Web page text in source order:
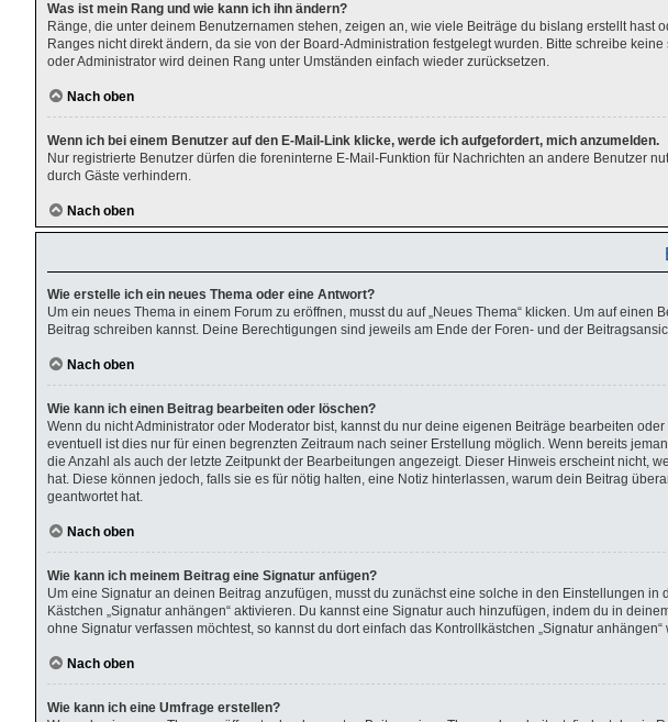
Was ist mein Rang und wie kann ich ihn ändern?
Ränge, die unter deinem Benutzernamen stehen, zeigen an, wie viele Beiträge du bislang erstellt
Ranges nicht direkt ändern, da sie von der Board-Administration festgelegt wurden. Bitte schreibe
oder Administrator wird deinen Rang unter Umständen einfach wieder zurücksetzen.
Nach oben
Wenn ich bei einem Benutzer auf den E-Mail-Link klicke, werde ich aufgefordert, mich anzumelden.
Nur registrierte Benutzer dürfen die foreninterne E-Mail-Funktion für Nachrichten an andere Benutzer
durch Gäste verhindern.
Nach oben
Wie erstelle ich ein neues Thema oder eine Antwort?
Um ein neues Thema in einem Forum zu eröffnen, musst du auf „Neues Thema“ klicken. Um auf
Beitrag schreiben kannst. Deine Berechtigungen sind jeweils am Ende der Foren- und der
Nach oben
Wie kann ich einen Beitrag bearbeiten oder löschen?
Wenn du nicht Administrator oder Moderator bist, kannst du nur deine eigenen Beiträge bearbeiten
eventuell ist dies nur für einen begrenzten Zeitraum nach seiner Erstellung möglich. Wenn bereits
die Anzahl als auch der letzte Zeitpunkt der Bearbeitungen angezeigt. Dieser Hinweis erscheint nicht,
hat. Diese können jedoch, falls sie es für nötig halten, eine Notiz hinterlassen, warum dein Beitrag
geantwortet hat.
Nach oben
Wie kann ich meinem Beitrag eine Signatur anfügen?
Um eine Signatur an deinen Beitrag anzufügen, musst du zunächst eine solche in den Einstellungen
Kästchen „Signatur anhängen“ aktivieren. Du kannst eine Signatur auch hinzufügen, indem du in
ohne Signatur verfassen möchtest, so kannst du dort einfach das Kontrollkästchen „Signatur
Nach oben
Wie kann ich eine Umfrage erstellen?